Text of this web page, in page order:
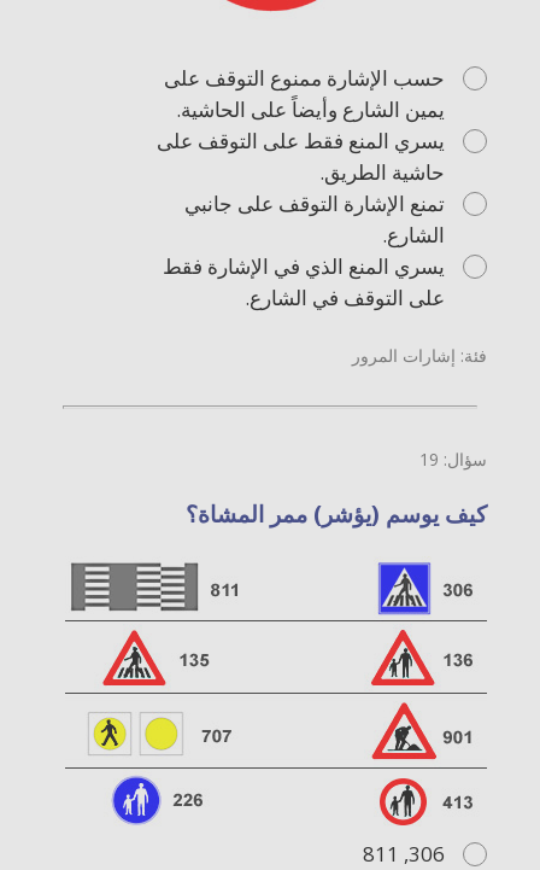
حسب الإشارة ممنوع التوقف على
يمين الشارع وأيضاً على الحاشية.
يسري المنع فقط على التوقف على
حاشية الطريق.
تمنع الإشارة التوقف على جانبي
الشارع.
يسري المنع الذي في الإشارة فقط
على التوقف في الشارع.
فئة: إشارات المرور
سؤال: 19
كيف يوسم (يؤشر) ممر المشاة؟
306, 811